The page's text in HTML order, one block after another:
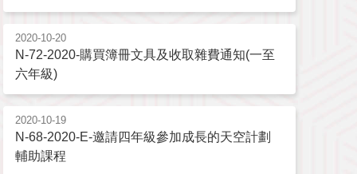
2020-10-20
N-72-2020-購買簿冊文具及收取雜費通知(一至
六年級)
2020-10-19
N-68-2020-E-邀請四年級參加成長的天空計劃
輔助課程